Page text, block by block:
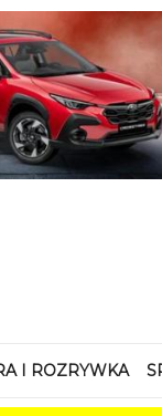
I ROZRYWKA